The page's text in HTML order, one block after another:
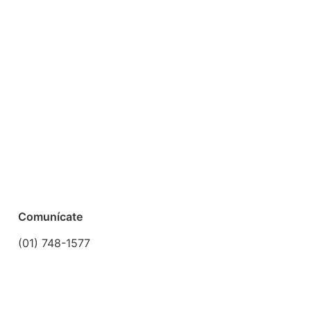
Comunícate
(01) 748-1577